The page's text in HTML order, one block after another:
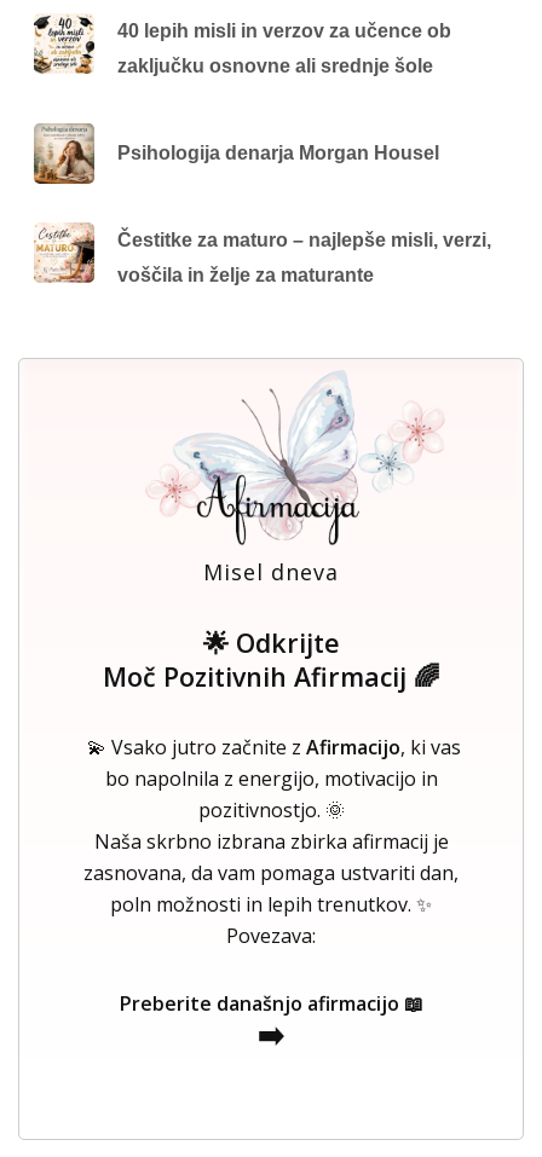
40 lepih misli in verzov za učence ob
zaključku osnovne ali srednje šole
Psihologija denarja Morgan Housel
Čestitke za maturo – najlepše misli, verzi,
voščila in želje za maturante
Misel dneva
🌟 Odkrijte
Moč Pozitivnih Afirmacij 🌈
💫 Vsako jutro začnite z Afirmacijo, ki vas
bo napolnila z energijo, motivacijo in
pozitivnostjo. 🌞
Naša skrbno izbrana zbirka afirmacij je
zasnovana, da vam pomaga ustvariti dan,
poln možnosti in lepih trenutkov. ✨
Povezava:
Preberite današnjo afirmacijo 📖
➡️